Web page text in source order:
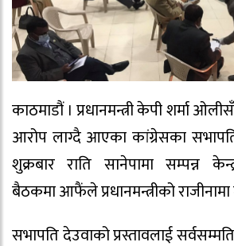
काठमाडौं । प्रधानमन्त्री केपी शर्मा
आरोप लाग्दै आएका कांग्रेसका
शुक्रबार राति सानेपामा सम्पन्न
बैठकमा आफैंले प्रधानमन्त्रीको राजीनामा
सभापति देउवाको प्रस्तावलाई